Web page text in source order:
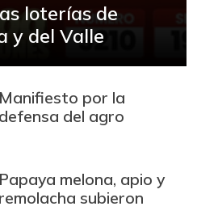
-0,17%
$ 1.500,00
+2,25%
$ 17.750,00
+5,97%
$ 2.433,00
+1,71%
loterías de
y del Valle
Manifiesto por la
defensa del agro
Papaya melona, apio y
remolacha subieron